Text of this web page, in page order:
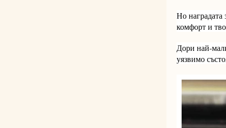
Но наградата
комфорт и
Дори най-
уязвимо